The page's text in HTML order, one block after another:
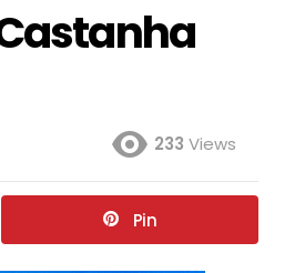
233 Views
Pin